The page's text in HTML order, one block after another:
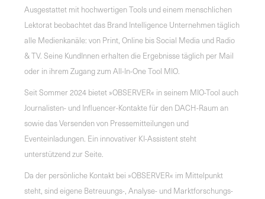
Ausgestattet mit hochwertigen Tools und einem menschlichen
Lektorat beobachtet das Brand Intelligence Unternehmen täglich
alle Medienkanäle: von Print, Online bis Social Media und Radio
& TV. Seine KundInnen erhalten die Ergebnisse täglich per Mail
oder in ihrem Zugang zum All-In-One Tool MIO.
Seit Sommer 2024 bietet »OBSERVER« in seinem MIO-Tool auch
Journalisten- und Influencer-Kontakte für den DACH-Raum an
sowie das Versenden von Pressemitteilungen und
Eventeinladungen. Ein innovativer KI-Assistent steht
unterstützend zur Seite.
Da der persönliche Kontakt bei »OBSERVER« im Mittelpunkt
steht, sind eigene Betreuungs-, Analyse- und Marktforschungs-